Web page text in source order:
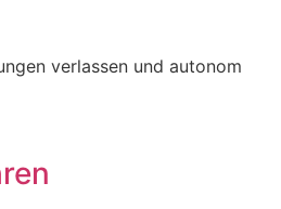
verlassen und autonom